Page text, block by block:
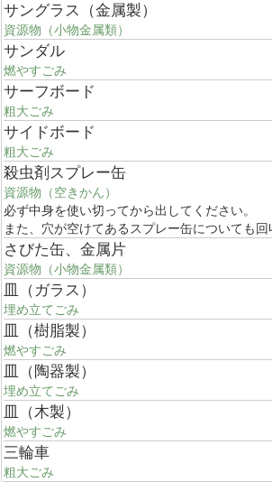
サングラス（金属製）
資源物（小物金属類）
サンダル
燃やすごみ
サーフボード
粗大ごみ
サイドボード
粗大ごみ
殺虫剤スプレー缶
資源物（空きかん）
必ず中身を使い切ってから出してください。
また、穴が空けてあるスプレー缶についても回
さびた缶、金属片
資源物（小物金属類）
皿（ガラス）
埋め立てごみ
皿（樹脂製）
燃やすごみ
皿（陶器製）
埋め立てごみ
皿（木製）
燃やすごみ
三輪車
粗大ごみ